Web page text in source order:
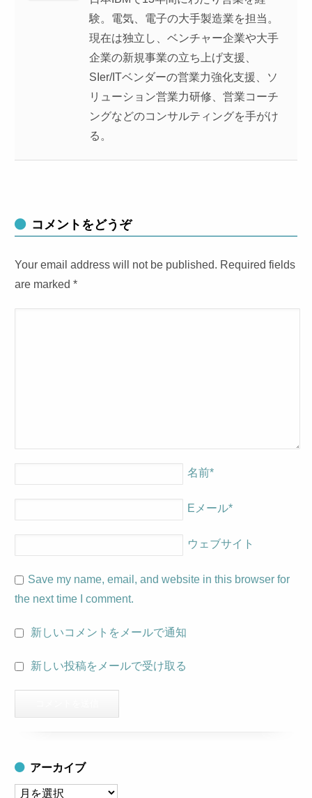
験。電気、電子の大手製造業を担当。
現在は独立し、ベンチャー企業や大手
企業の新規事業の立ち上げ支援、
SIer/ITベンダーの営業力強化支援、ソ
リューション営業力研修、営業コーチ
ングなどのコンサルティングを手がけ
る。
コメントをどうぞ
Your email address will not be published. Required fields
are marked*
名前*
Eメール*
ウェブサイト
Save my name, email, and website in this browser for
the next time I comment.
新しいコメントをメールで通知
新しい投稿をメールで受け取る
アーカイブ
ア